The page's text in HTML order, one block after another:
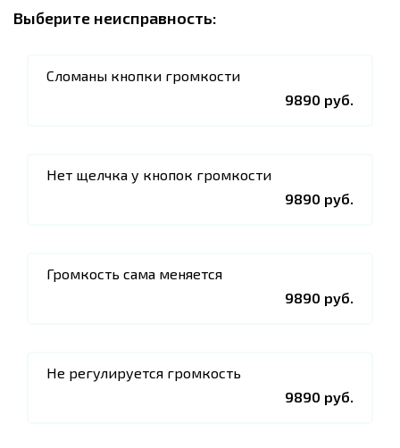
Выберите неисправность:
Сломаны кнопки громкости
9890 руб.
Нет щелчка у кнопок громкости
9890 руб.
Громкость сама меняется
9890 руб.
Не регулируется громкость
9890 руб.